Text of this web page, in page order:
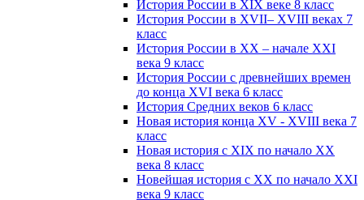
История России в XIX веке 8 класс
История России в XVII– XVIII веках 7
класс
История России в XX – начале XXI
века 9 класс
История России с древнейших времен
до конца XVI века 6 класс
История Средних веков 6 класс
Новая история конца XV - XVIII века 7
класс
Новая история с XIX по начало XX
века 8 класс
Новейшая история с XX по начало XXI
века 9 класс